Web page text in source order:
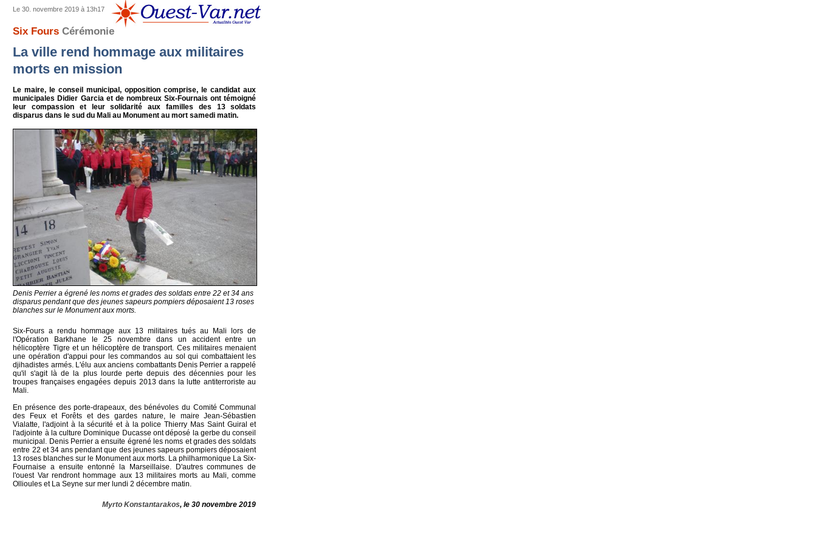
Le 30. novembre 2019 à 13h17
Six FoursCérémonie
La ville rend hommage aux militaires
morts en mission
Le maire, le conseil municipal, opposition comprise, le candidat aux
municipales Didier Garcia et de nombreux Six-Fournais ont témoigné
leur compassion et leur solidarité aux familles des 13 soldats
disparus dans le sud du Mali au Monument au mort samedi matin.
Denis Perrier a égrené les noms et grades des soldats entre 22 et 34 ans
disparus pendant que des jeunes sapeurs pompiers déposaient 13 roses
blanches sur le Monument aux morts.
Six-Fours a rendu hommage aux 13 militaires tués au Mali lors de
l'Opération Barkhane le 25 novembre dans un accident entre un
hélicoptère Tigre et un hélicoptère de transport. Ces militaires menaient
une opération d'appui pour les commandos au sol qui combattaient les
djihadistes armés. L'élu aux anciens combattants Denis Perrier a rappelé
qu'il s'agit là de la plus lourde perte depuis des décennies pour les
troupes françaises engagées depuis 2013 dans la lutte antiterroriste au
Mali.
En présence des porte-drapeaux, des bénévoles du Comité Communal
des Feux et Forêts et des gardes nature, le maire Jean-Sébastien
Vialatte, l'adjoint à la sécurité et à la police Thierry Mas Saint Guiral et
l'adjointe à la culture Dominique Ducasse ont déposé la gerbe du conseil
municipal. Denis Perrier a ensuite égrené les noms et grades des soldats
entre 22 et 34 ans pendant que des jeunes sapeurs pompiers déposaient
13 roses blanches sur le Monument aux morts. La philharmonique La Six-
Fournaise a ensuite entonné la Marseillaise. D'autres communes de
l'ouest Var rendront hommage aux 13 militaires morts au Mali, comme
Ollioules et La Seyne sur mer lundi 2 décembre matin.
Myrto Konstantarakos, le 30 novembre 2019